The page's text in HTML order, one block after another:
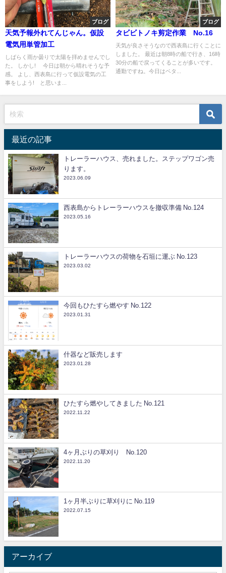
ブログ
天気予報外れてんじゃん。仮設
電気用単管加工
しばらく雨か曇りで太陽を拝めませんでし
た。 しかし! 今日は朝から晴れそうな予
感。 よし、西表島に行って仮設電気の工
事をしよう! と思いま...
ブログ
タビビトノキ剪定作業 No.16
天気が良さそうなので西表島に行くことに
しました。 最近は朝8時の船で行き、16時
30分の船で戻ってくることが多いです。
通勤ですね。今日はベタ...
最近の記事
トレーラーハウス、売れました。ステップワゴン売
ります。
2023.06.09
西表島からトレーラーハウスを撤収準備 No.124
2023.05.16
トレーラーハウスの荷物を石垣に運ぶ No.123
2023.03.02
今回もひたすら燃やす No.122
2023.01.31
什器など販売します
2023.01.28
ひたすら燃やしてきました No.121
2022.11.22
4ヶ月ぶりの草刈り No.120
2022.11.20
1ヶ月半ぶりに草刈りに No.119
2022.07.15
アーカイブ